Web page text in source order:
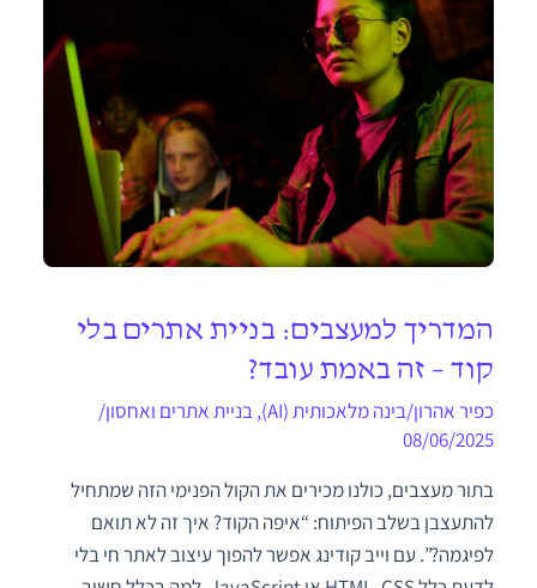
המדריך למעצבים: בניית אתרים בלי
קוד – זה באמת עובד?
כפיר אהרון/בינה מלאכותית (AI) ,בניית אתרים ואחסון/
08/06/2025
בתור מעצבים, כולנו מכירים את הקול הפנימי הזה שמתחיל
להתעצבן בשלב הפיתוח: “איפה הקוד? איך זה לא תואם
לפיגמה?”. עם וייב קודינג אפשר להפוך עיצוב לאתר חי בלי